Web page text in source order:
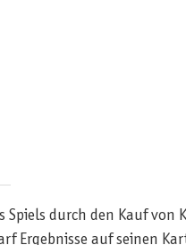
durch den Kauf von
Ergebnisse auf seinen